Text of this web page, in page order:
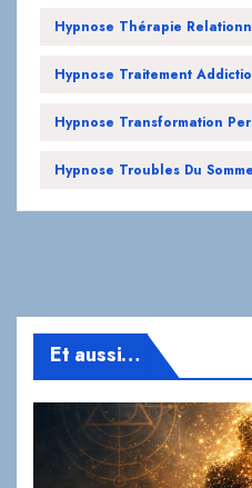
Hypnose Thérapie
Hypnose Traitement
Hypnose Transformation
Hypnose Troubles Du
Et aussi…